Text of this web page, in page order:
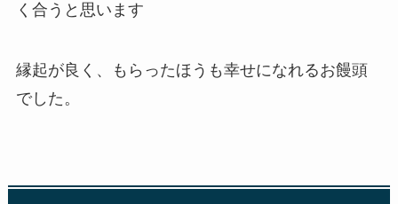
く合うと思います
縁起が良く、もらったほうも幸せになれるお饅頭
でした。